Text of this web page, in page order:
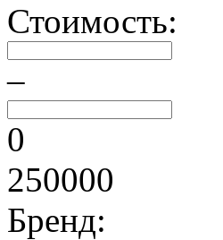
Стоимость:
–
0
250000
Бренд: